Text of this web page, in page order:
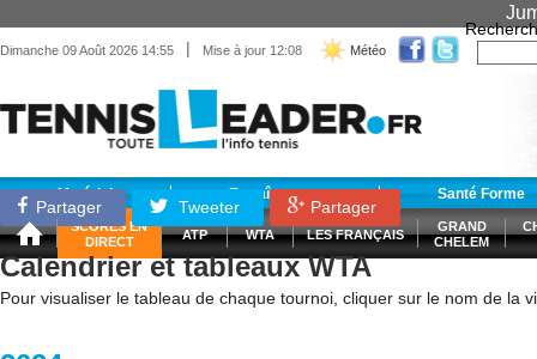
Dimanche 09 Août 2026 14:55 | Mise à jour 12:08 Météo
Matériel Entraînement Santé Forme
SCORES EN
DIRECT
ATP WTA LES FRANÇAIS
GRAND
CHELEM
Partager Tweeter Partager
Calendrier et tableaux WTA
Pour visualiser le tableau de chaque tournoi, cliquer sur le nom de la